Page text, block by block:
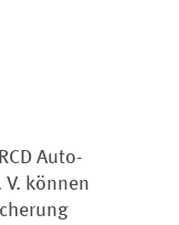
Auto-
können